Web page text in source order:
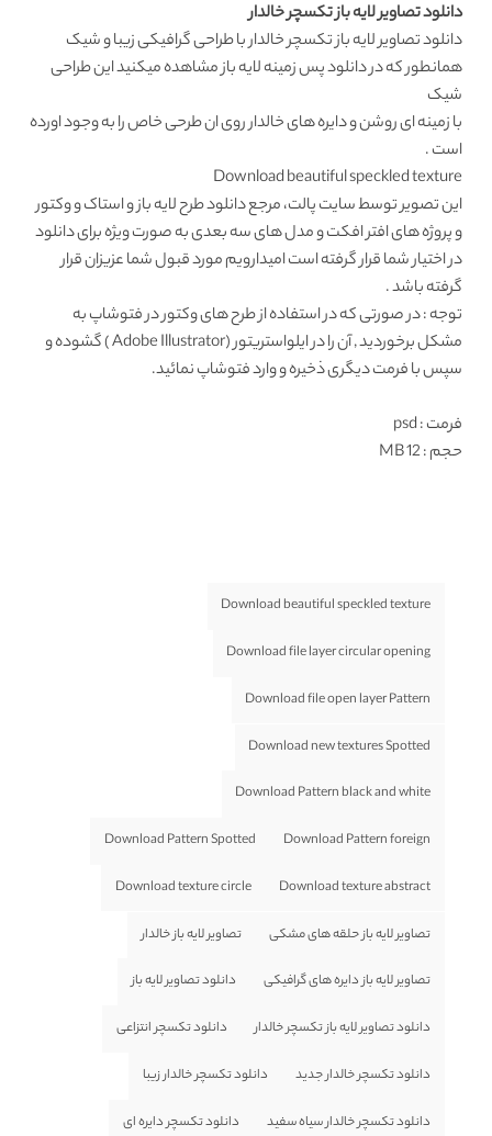
دانلود تصاویر لایه باز تکسچر خالدار
دانلود تصاویر لایه بازتکسچر خالدار با طراحی گرافیکی زیبا و شیک
همانطور که دردانلود پس زمینه لایه بازمشاهده میکنید این طراحی
شیک
با زمینه ای روشن و دایره های خالدار روی ان طرحی خاص را به وجود اورده
است .
Download beautiful speckled texture
این تصویر توسطسایت پالت، مرجعدانلود طرح لایه بازو استاک و وکتور
و پروژه های افتر افکت و مدل های سه بعدی به صورت ویژه برای دانلود
در اختیار شما قرار گرفته است امیدارویم مورد قبول شما عزیزان قرار
گرفته باشد .
توجه : در صورتی که در استفاده از طرح های وکتور در فتوشاپ به
مشکل برخوردید , آن را در ایلواستریتور (Adobe Illustrator ) گشوده و
سپس با فرمت دیگری ذخیره و وارد فتوشاپ نمائید.
فرمت: psd
حجم : 12 MB
Download beautiful speckled texture
Download file layer circular opening
Download file open layer Pattern
Download new textures Spotted
Download Pattern black and white
Download Pattern foreign
Download Pattern Spotted
Download texture abstract
Download texture circle
تصاویر لایه باز حلقه های مشکی تصاویر لایه باز خالدار
تصاویر لایه باز دایره های گرافیکی دانلود تصاویر لایه باز
دانلود تصاویر لایه باز تکسچر خالدار دانلود تکسچر انتزاعی
دانلود تکسچر خالدار جدید دانلود تکسچر خالدار زیبا
دانلود تکسچر خالدار سیاه سفید دانلود تکسچر دایره ای